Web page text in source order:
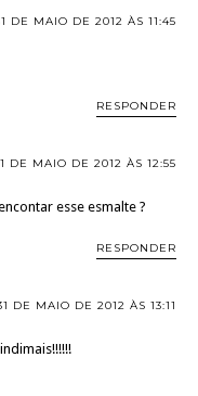
DE MAIO DE 2012 ÀS 11:45
RESPONDER
DE MAIO DE 2012 ÀS 12:55
esse esmalte ?
RESPONDER
DE MAIO DE 2012 ÀS 13:11